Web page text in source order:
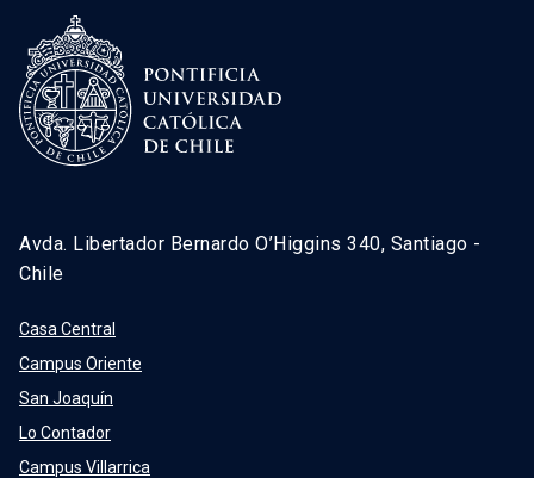
Avda. Libertador Bernardo O’Higgins 340, Santiago -
Chile
Casa Central
Campus Oriente
San Joaquín
Lo Contador
Campus Villarrica